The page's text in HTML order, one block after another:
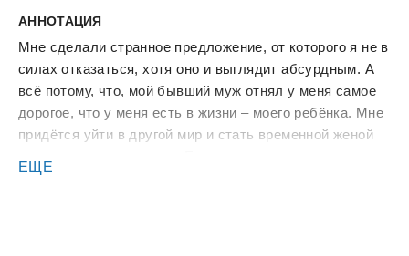
АННОТАЦИЯ
Мне сделали странное предложение, от которого я не в
силах отказаться, хотя оно и выглядит абсурдным. А
всё потому, что, мой бывший муж отнял у меня самое
дорогое, что у меня есть в жизни – моего ребёнка. Мне
придётся уйти в другой мир и стать временной женой
контракта, тогда он вернёт меня обратно, чтобы мне
ЕЩЕ